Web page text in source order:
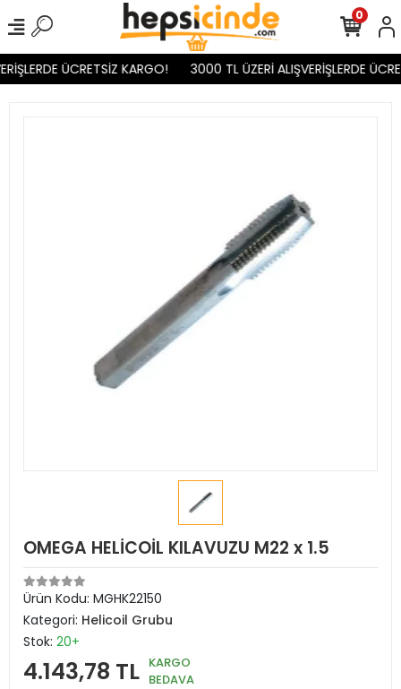
ÜCRETSİZ KARGO! 3000 TL ÜZERİ ALIŞVERİŞLERDE
0
OMEGA HELİCOİL KILAVUZU M22 x 1.5
Ürün Kodu: MGHK22150
Kategori: Helicoil Grubu
Stok: 20+
4.143,78 TL KARGO
BEDAVA